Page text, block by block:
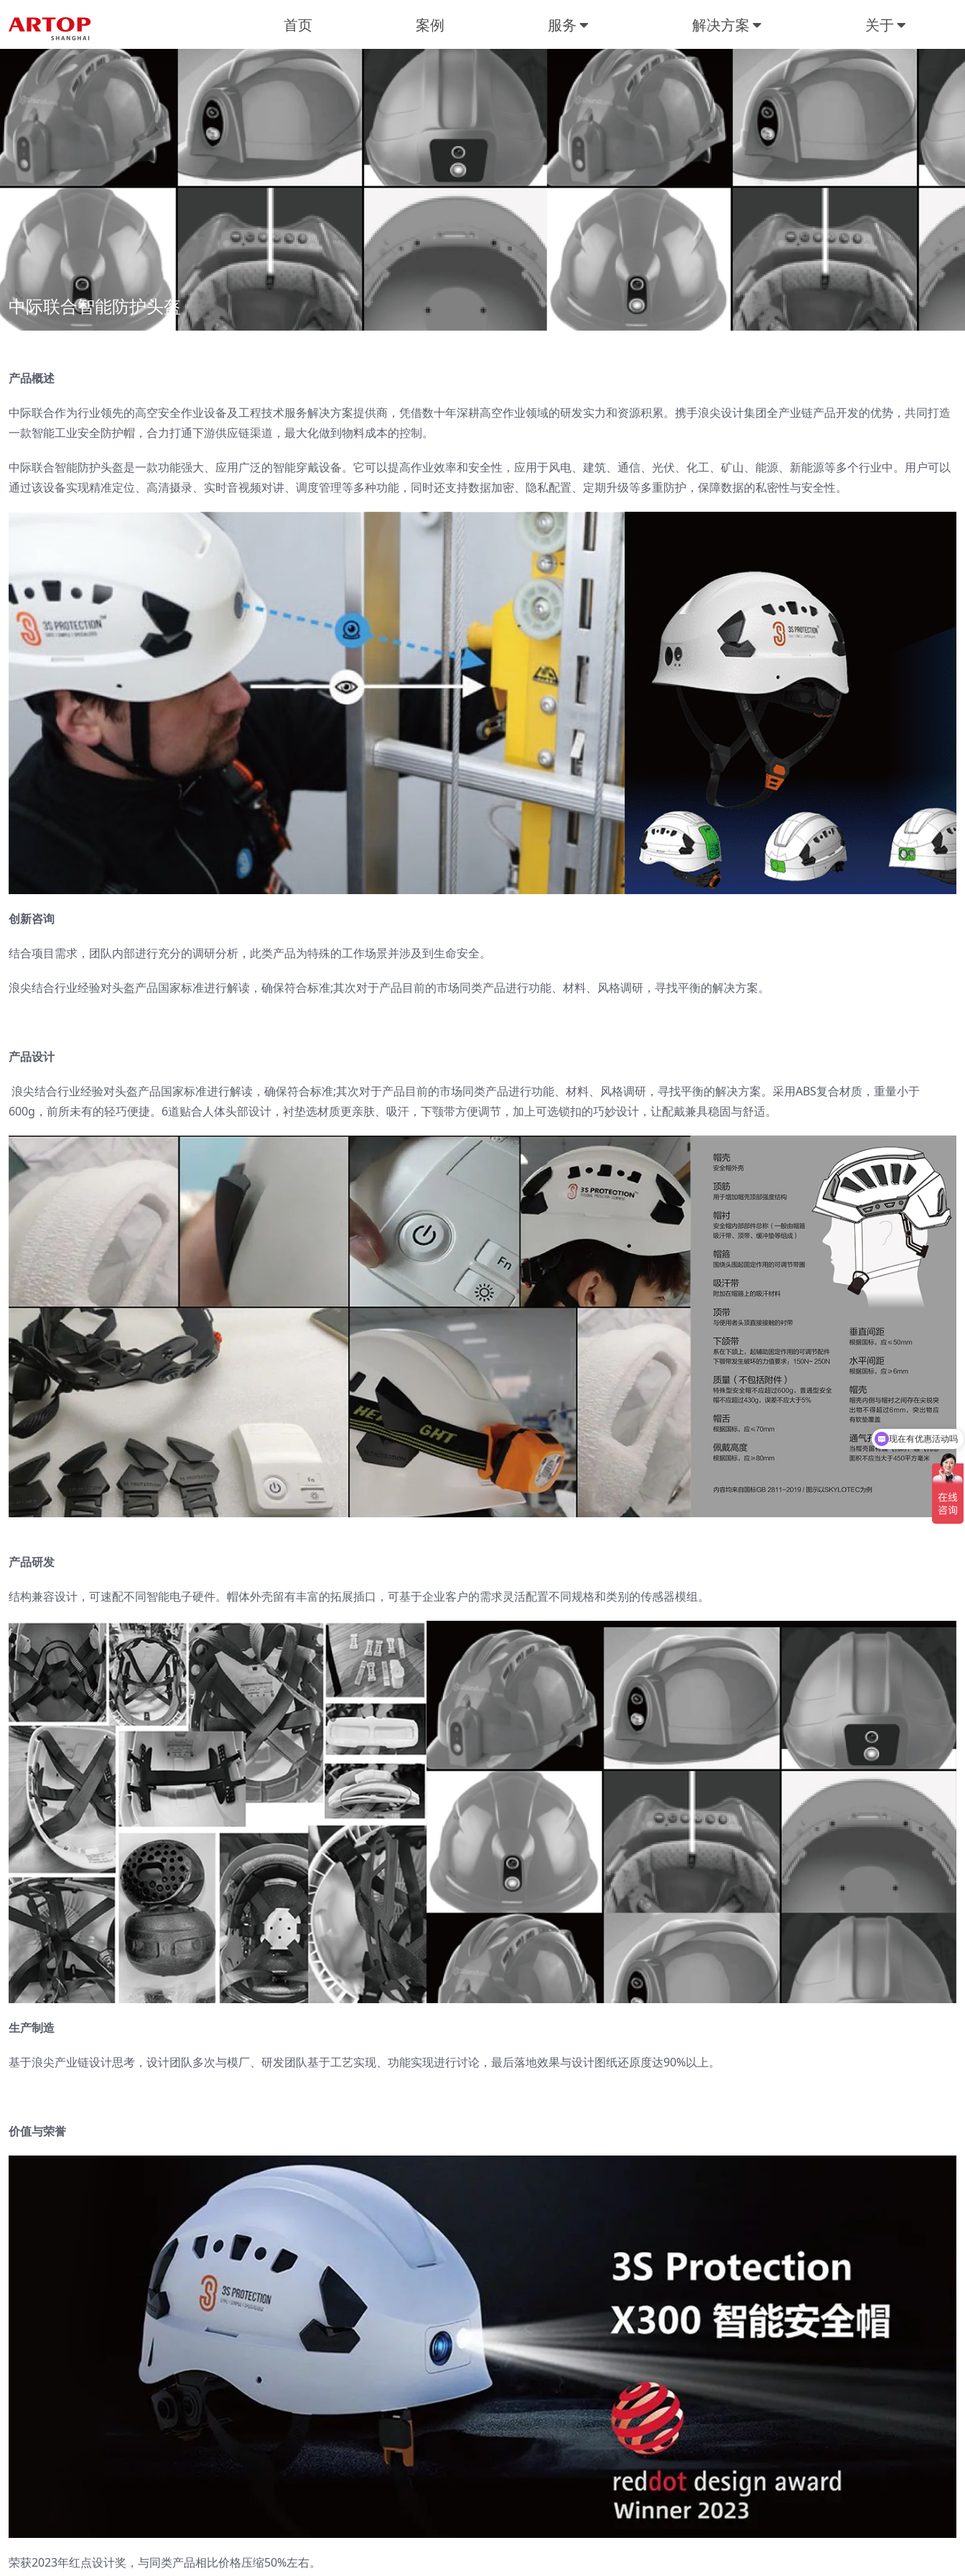
首页 案例 服务 解决方案 关于
中际联合智能防护头盔
产品概述
中际联合作为行业领先的高空安全作业设备及工程技术服务解决方案提供商，凭借数十年深耕高空作业领域的研发实力和资源积累。携手浪尖设计集团全产业链产品开发的优势，共同打造
一款智能工业安全防护帽，合力打通下游供应链渠道，最大化做到物料成本的控制。
中际联合智能防护头盔是一款功能强大、应用广泛的智能穿戴设备。它可以提高作业效率和安全性，应用于风电、建筑、通信、光伏、化工、矿山、能源、新能源等多个行业中。用户可以
通过该设备实现精准定位、高清摄录、实时音视频对讲、调度管理等多种功能，同时还支持数据加密、隐私配置、定期升级等多重防护，保障数据的私密性与安全性。
创新咨询
结合项目需求，团队内部进行充分的调研分析，此类产品为特殊的工作场景并涉及到生命安全。
浪尖结合行业经验对头盔产品国家标准进行解读，确保符合标准;其次对于产品目前的市场同类产品进行功能、材料、风格调研，寻找平衡的解决方案。
产品设计
浪尖结合行业经验对头盔产品国家标准进行解读，确保符合标准;其次对于产品目前的市场同类产品进行功能、材料、风格调研，寻找平衡的解决方案。采用ABS复合材质，重量小于
600g，前所未有的轻巧便捷。6道贴合人体头部设计，衬垫选材质更亲肤、吸汗，下颚带方便调节，加上可选锁扣的巧妙设计，让配戴兼具稳固与舒适。
产品研发
结构兼容设计，可速配不同智能电子硬件。帽体外壳留有丰富的拓展插口，可基于企业客户的需求灵活配置不同规格和类别的传感器模组。
生产制造
基于浪尖产业链设计思考，设计团队多次与模厂、研发团队基于工艺实现、功能实现进行讨论，最后落地效果与设计图纸还原度达90%以上。
价值与荣誉
荣获2023年红点设计奖，与同类产品相比价格压缩50%左右。
可以介绍下你们的产品么